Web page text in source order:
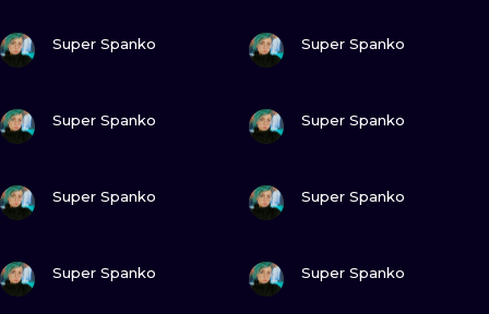
Super Spanko Super Spanko
Super Spanko Super Spanko
Super Spanko Super Spanko
Super Spanko Super Spanko